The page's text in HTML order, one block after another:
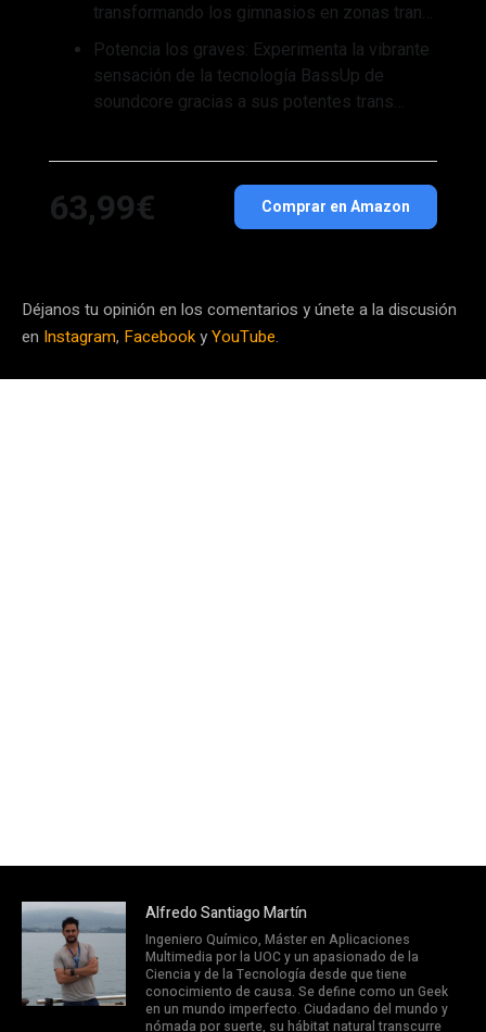
transformando los gimnasios en zonas tran…
Potencia los graves: Experimenta la vibrante
sensación de la tecnología BassUp de
soundcore gracias a sus potentes trans…
63,99€ Comprar en Amazon
Déjanos tu opinión en los comentarios y únete a la discusión
en Instagram, FacebookyYouTube.
Alfredo Santiago Martín
Ingeniero Químico, Máster en Aplicaciones
Multimedia por la UOC y un apasionado de la
Ciencia y de la Tecnología desde que tiene
conocimiento de causa. Se define como un Geek
en un mundo imperfecto. Ciudadano del mundo y
nómada por suerte, su hábitat natural transcurre